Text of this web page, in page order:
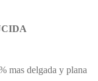
mas delgada y plana